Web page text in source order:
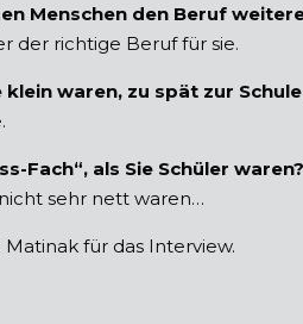
Menschen den Beruf
der richtige Beruf für sie.
klein waren, zu spät zur
Fach“, als Sie Schüler waren?
sehr nett waren…
für das Interview.